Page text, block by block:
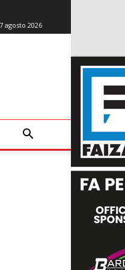
agosto 2026